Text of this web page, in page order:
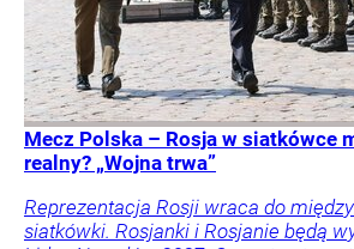
Mecz Polska – Rosja w siatkówce
realny? „Wojna trwa”
Reprezentacja Rosji wraca do
siatkówki. Rosjanki i Rosjanie będą